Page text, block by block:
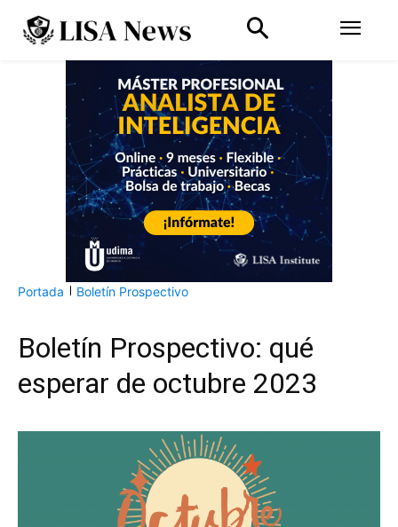
Portada Boletín Prospectivo
Boletín Prospectivo: qué
esperar de octubre 2023